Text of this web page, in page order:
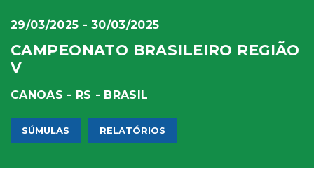
29/03/2025 - 30/03/2025
CAMPEONATO BRASILEIRO REGIÃO
V
CANOAS - RS - BRASIL
SÚMULAS RELATÓRIOS